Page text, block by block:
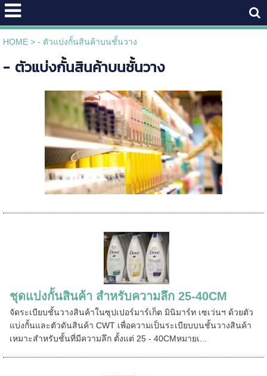
HOME> - ตัวแบ่งกั้นสินค้าบนชั้นวาง
- ตัวแบ่งกั้นสินค้าบนชั้นวาง
ชุดแบ่งกั้นสินค้า สำหรับความลึก 25-40CM
จัดระเบียบชั้นวางสินค้าในซุปเปอร์มาร์เก็ต มินิมาร์ท เซเว่นฯ ด้วยตัว
แบ่งกั้นและตัวดันสินค้า CWT เพื่อความเป็นระเบียบบนชั้นวางสินค้า
เหมาะสำหรับชั้นที่มีความลึก ตั้งแต่ 25 - 40CMหมายเ...